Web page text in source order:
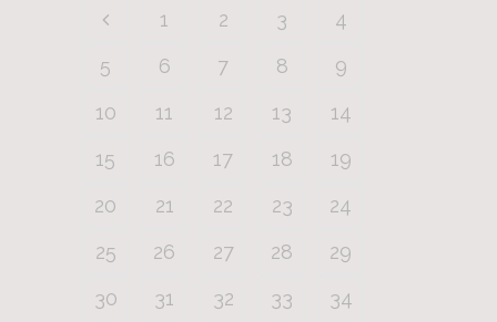
1 2 3
4
5
6 7 8
9
10
11 12 13
14
15
16 17 18
19
20
21 22 23
24
25
26 27 28
29
30
31 32 33
34